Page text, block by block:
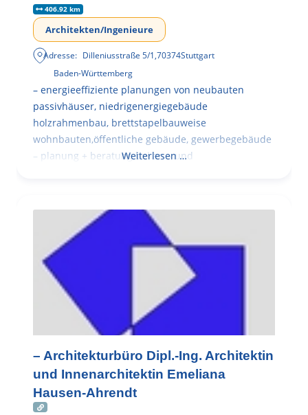
406.92 km
Architekten/Ingenieure
Adresse: Dilleniusstraße 5/1,70374Stuttgart
Baden-Württemberg
– energieeffiziente planungen von neubauten
passivhäuser, niedrigenergiegebäude
holzrahmenbau, brettstapelbauweise
wohnbauten,öffentliche gebäude, gewerbegebäude
– planung + beratung bei an – und
Weiterlesen …
– Architekturbüro Dipl.-Ing. Architektin
und Innenarchitektin Emeliana
Hausen-Ahrendt